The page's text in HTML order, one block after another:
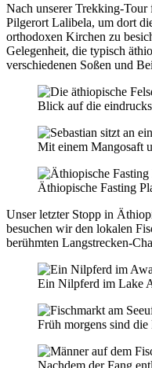
Nach unserer Trekking-
Pilgerort Lalibela, um dort
orthodoxen Kirchen zu
Gelegenheit, die typisch
verschiedenen Soßen und
Blick auf die
Mit einem Mangosaft
Äthiopische Fasting
Unser letzter Stopp in
besuchen wir den lokalen
berühmten Langstrecken-
Ein Nilpferd im Lake
Früh morgens sind
Nachdem der Fang